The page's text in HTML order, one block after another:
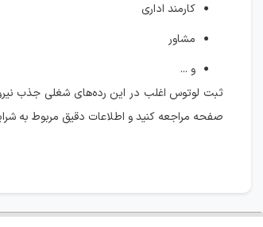
کارمند اداری
مشاور
و ...
ثبت لوتوس اغلب در این رده‌های شغلی جذب
صفحه مراجعه کنید و اطلاعات دقیق مربوط به